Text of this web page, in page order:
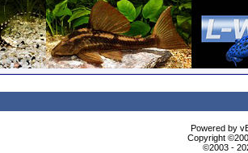
Powered by
Copyright
©2003 -